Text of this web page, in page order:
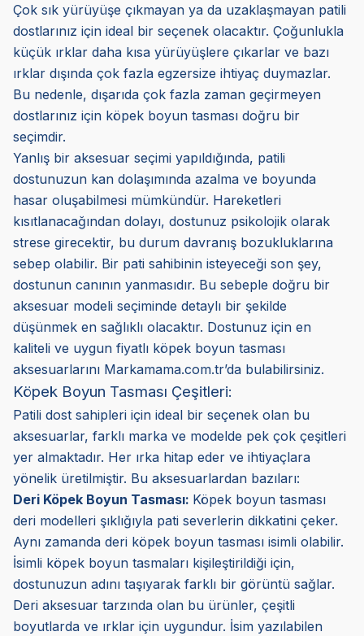
Çok sık yürüyüşe çıkmayan ya da uzaklaşmayan patili
dostlarınız için ideal bir seçenek olacaktır. Çoğunlukla
küçük ırklar daha kısa yürüyüşlere çıkarlar ve bazı
ırklar dışında çok fazla egzersize ihtiyaç duymazlar.
Bu nedenle, dışarıda çok fazla zaman geçirmeyen
dostlarınız için köpek boyun tasması doğru bir
seçimdir.
Yanlış bir aksesuar seçimi yapıldığında, patili
dostunuzun kan dolaşımında azalma ve boyunda
hasar oluşabilmesi mümkündür. Hareketleri
kısıtlanacağından dolayı, dostunuz psikolojik olarak
strese girecektir, bu durum davranış bozukluklarına
sebep olabilir. Bir pati sahibinin isteyeceği son şey,
dostunun canının yanmasıdır. Bu sebeple doğru bir
aksesuar modeli seçiminde detaylı bir şekilde
düşünmek en sağlıklı olacaktır. Dostunuz için en
kaliteli ve uygun fiyatlı köpek boyun tasması
aksesuarlarını Markamama.com.tr’da bulabilirsiniz.
Köpek Boyun Tasması Çeşitleri:
Patili dost sahipleri için ideal bir seçenek olan bu
aksesuarlar, farklı marka ve modelde pek çok çeşitleri
yer almaktadır. Her ırka hitap eder ve ihtiyaçlara
yönelik üretilmiştir. Bu aksesuarlardan bazıları:
Deri Köpek Boyun Tasması: Köpek boyun tasması
deri modelleri şıklığıyla pati severlerin dikkatini çeker.
Aynı zamanda deri köpek boyun tasması isimli olabilir.
İsimli köpek boyun tasmaları kişileştirildiği için,
dostunuzun adını taşıyarak farklı bir görüntü sağlar.
Deri aksesuar tarzında olan bu ürünler, çeşitli
boyutlarda ve ırklar için uygundur. İsim yazılabilen